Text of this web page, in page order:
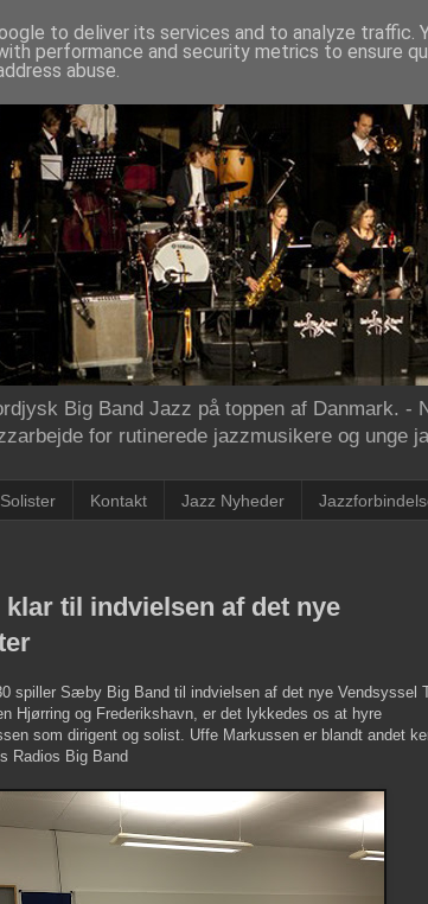
Big Band Jazz på toppen af Danmark. -
for rutinerede jazzmusikere og unge
Solister Kontakt Jazz Nyheder
til indvielsen af det nye
spiller Sæby Big Band til indvielsen af det nye Vendsyssel
Hjørring og Frederikshavn, er det lykkedes os at hyre
som dirigent og solist. Uffe Markussen er blandt andet
Radios Big Band
to deliver its services and to analyze traffic.
performance and security metrics to ensure
abuse.